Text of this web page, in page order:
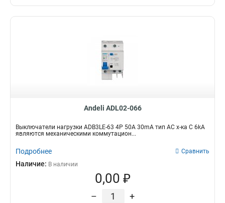
Andeli ADL02-066
Выключатели нагрузки ADB3LE-63 4P 50A 30mA тип AC х-ка С 6kA
являются механическими коммутацион...
Подробнее Сравнить
Наличие: В наличии
0,00 ₽
– +